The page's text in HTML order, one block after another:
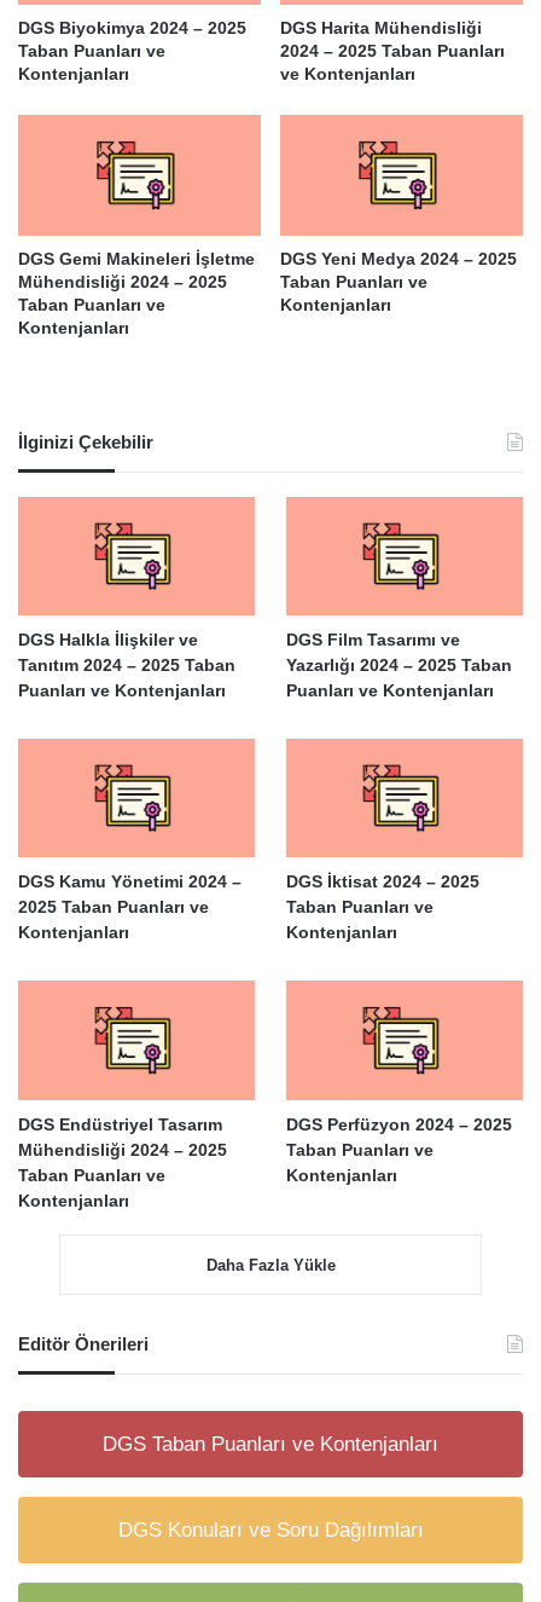
DGS Biyokimya 2024 – 2025
Taban Puanları ve
Kontenjanları
DGS Harita Mühendisliği
2024 – 2025 Taban Puanları
ve Kontenjanları
DGS Gemi Makineleri İşletme
Mühendisliği 2024 – 2025
Taban Puanları ve
Kontenjanları
DGS Yeni Medya 2024 – 2025
Taban Puanları ve
Kontenjanları
İlginizi Çekebilir
DGS Halkla İlişkiler ve
Tanıtım 2024 – 2025 Taban
Puanları ve Kontenjanları
DGS Film Tasarımı ve
Yazarlığı 2024 – 2025 Taban
Puanları ve Kontenjanları
DGS Kamu Yönetimi 2024 –
2025 Taban Puanları ve
Kontenjanları
DGS İktisat 2024 – 2025
Taban Puanları ve
Kontenjanları
DGS Endüstriyel Tasarım
Mühendisliği 2024 – 2025
Taban Puanları ve
Kontenjanları
DGS Perfüzyon 2024 – 2025
Taban Puanları ve
Kontenjanları
Daha Fazla Yükle
Editör Önerileri
DGS Taban Puanları ve Kontenjanları
DGS Konuları ve Soru Dağılımları